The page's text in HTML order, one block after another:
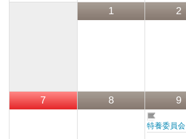
1 2
7 8 9
特養委員会
リンク集